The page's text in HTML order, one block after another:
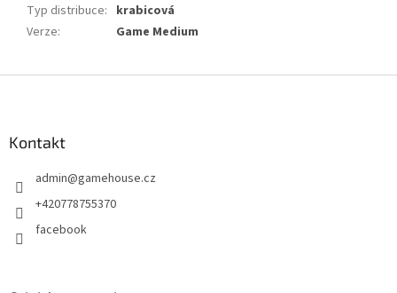
Typ distribuce: krabicová
Verze: Game Medium
Kontakt
admin@gamehouse.cz
+420778755370
facebook